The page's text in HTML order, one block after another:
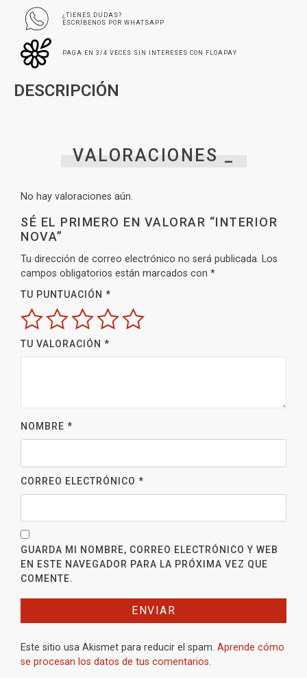
¿TIENES DUDAS?
ESCRÍBENOS POR WHATSAPP
PAGA EN 3/4 VECES SIN INTERESES CON FLOAPAY
DESCRIPCIÓN
VALORACIONES _
No hay valoraciones aún.
SÉ EL PRIMERO EN VALORAR “INTERIOR
NOVA”
Tu dirección de correo electrónico no será publicada. Los
campos obligatorios están marcados con *
TU PUNTUACIÓN *
TU VALORACIÓN *
NOMBRE *
CORREO ELECTRÓNICO *
GUARDA MI NOMBRE, CORREO ELECTRÓNICO Y WEB
EN ESTE NAVEGADOR PARA LA PRÓXIMA VEZ QUE
COMENTE.
Este sitio usa Akismet para reducir el spam. Aprende cómo
se procesan los datos de tus comentarios.